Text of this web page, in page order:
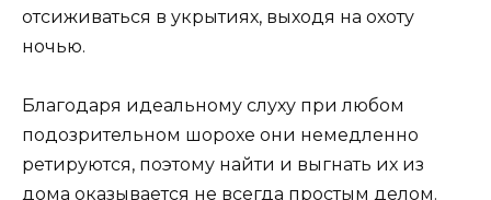
отсиживаться в укрытиях, выходя на охоту
ночью.
Благодаря идеальному слуху при любом
подозрительном шорохе они немедленно
ретируются, поэтому найти и выгнать их из
дома оказывается не всегда простым делом.